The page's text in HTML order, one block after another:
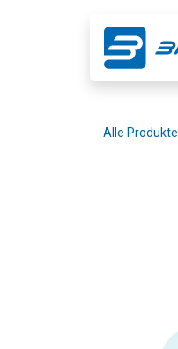
Alle Produkte